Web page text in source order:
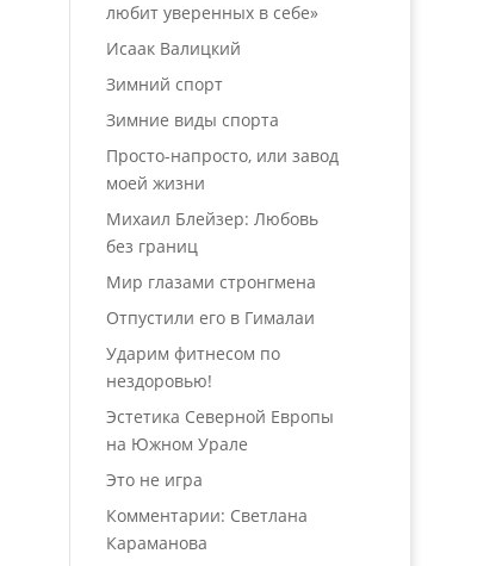
любит уверенных в себе»
Исаак Валицкий
Зимний спорт
Зимние виды спорта
Просто-напросто, или завод
моей жизни
Михаил Блейзер: Любовь
без границ
Мир глазами стронгмена
Отпустили его в Гималаи
Ударим фитнесом по
нездоровью!
Эстетика Северной Европы
на Южном Урале
Это не игра
Комментарии: Светлана
Караманова